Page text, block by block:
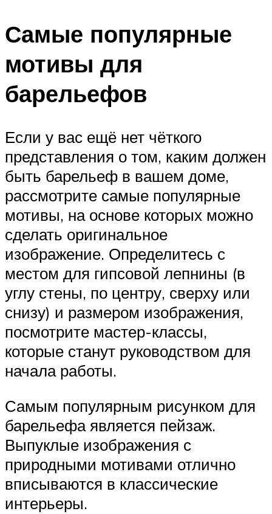
Самые популярные
мотивы для
барельефов
Если у вас ещё нет чёткого
представления о том, каким должен
быть барельеф в вашем доме,
рассмотрите самые популярные
мотивы, на основе которых можно
сделать оригинальное
изображение. Определитесь с
местом для гипсовой лепнины (в
углу стены, по центру, сверху или
снизу) и размером изображения,
посмотрите мастер-классы,
которые станут руководством для
начала работы.
Самым популярным рисунком для
барельефа является пейзаж.
Выпуклые изображения с
природными мотивами отлично
вписываются в классические
интерьеры.